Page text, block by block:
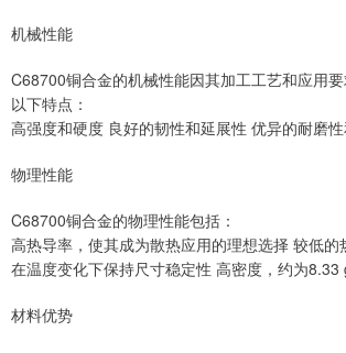
机械性能
C68700铜合金的机械性能因其加工工艺和应用
以下特点：
高强度和硬度 良好的韧性和延展性 优异的耐磨
物理性能
C68700铜合金的物理性能包括：
高热导率，使其成为散热应用的理想选择 较低
在温度变化下保持尺寸稳定性 高密度，约为8.33
材料优势